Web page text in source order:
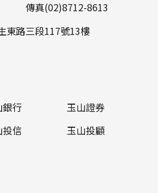
傳真(02)8712-8613
東路三段117號13樓
銀行
玉山證券
投信 玉山投顧